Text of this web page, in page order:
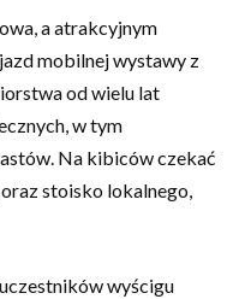
a atrakcyjnym
mobilnej wystawy z
od wielu lat
w tym
Na kibiców czekać
stoisko lokalnego,
wyścigu